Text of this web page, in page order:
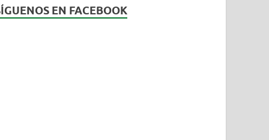
EN FACEBOOK